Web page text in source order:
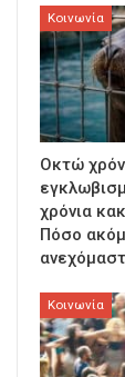
Κοινωνία
Οκτώ
χρόνια
Πόσο
Κοινωνία